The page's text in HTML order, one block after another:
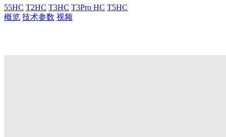
55HC T2HC T3HC T3Pro HC T5HC
概览 技术参数 视频